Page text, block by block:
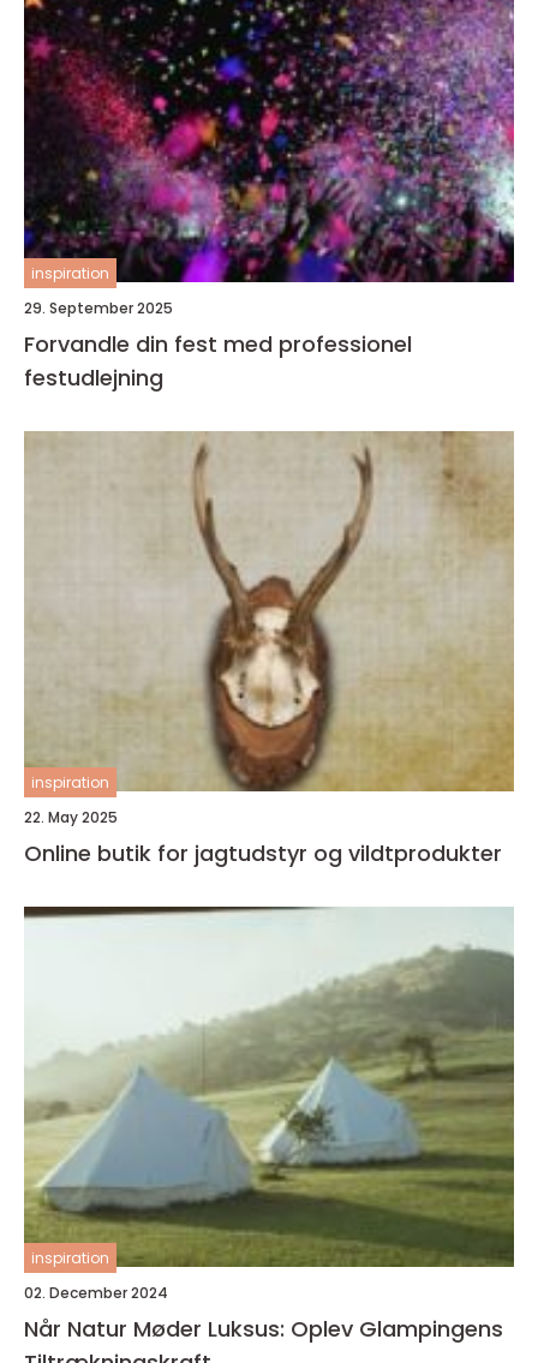
inspiration
29. September 2025
Forvandle din fest med professionel
festudlejning
inspiration
22. May 2025
Online butik for jagtudstyr og vildtprodukter
inspiration
02. December 2024
Når Natur Møder Luksus: Oplev Glampingens